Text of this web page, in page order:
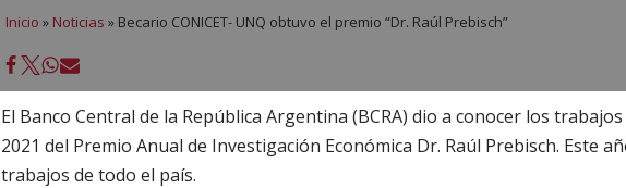
Inicio » Noticias » Becario CONICET- UNQ obtuvo el premio “Dr. Raúl Prebisch”
El Banco Central de la República Argentina (BCRA) dio a conocer los
2021 del Premio Anual de Investigación Económica Dr. Raúl Prebisch. Este
trabajos de todo el país.